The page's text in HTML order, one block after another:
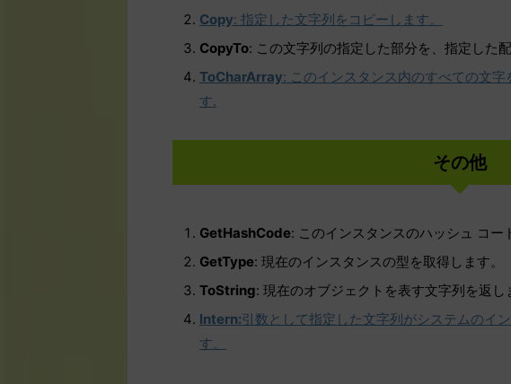
Copy: 指定した文字列をコピーします。
CopyTo: この文字列の指定した部分を、指定した
ToCharArray: このインスタンス内のすべての文
す.
その他
GetHashCode: このインスタンスのハッシュ コー
GetType: 現在のインスタンスの型を取得します。
ToString: 現在のオブジェクトを表す文字列を返し
Intern:引数として指定した文字列がシステムのイ
す。